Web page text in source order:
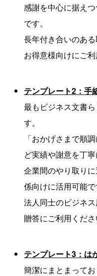
感謝を中心に据え
です。
長年付き合いのあ
お得意様向けにご利
テンプレート2：手
最もビジネス文書
す。
「おかげさまで順
ど実績や謝意を丁寧
企業間のやり取り
係向けに活用可能で
法人同士のビジネ
贈答にご利用くださ
テンプレート3：は
簡潔にまとまって